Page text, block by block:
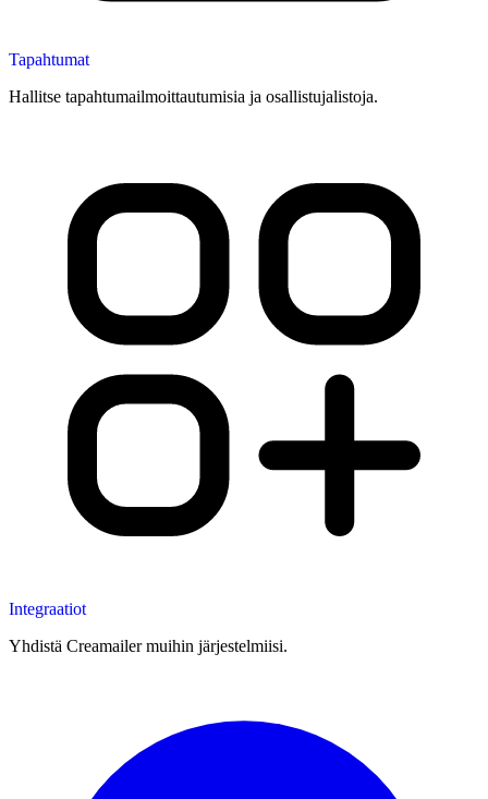
Tapahtumat
Hallitse tapahtumailmoittautumisia ja osallistujalistoja.
Integraatiot
Yhdistä Creamailer muihin järjestelmiisi.